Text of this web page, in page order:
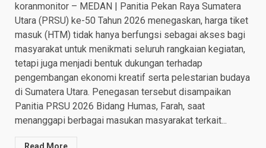
koranmonitor – MEDAN | Panitia Pekan Raya Sumatera
Utara (PRSU) ke-50 Tahun 2026 menegaskan, harga tiket
masuk (HTM) tidak hanya berfungsi sebagai akses bagi
masyarakat untuk menikmati seluruh rangkaian kegiatan,
tetapi juga menjadi bentuk dukungan terhadap
pengembangan ekonomi kreatif serta pelestarian budaya
di Sumatera Utara. Penegasan tersebut disampaikan
Panitia PRSU 2026 Bidang Humas, Farah, saat
menanggapi berbagai masukan masyarakat terkait...